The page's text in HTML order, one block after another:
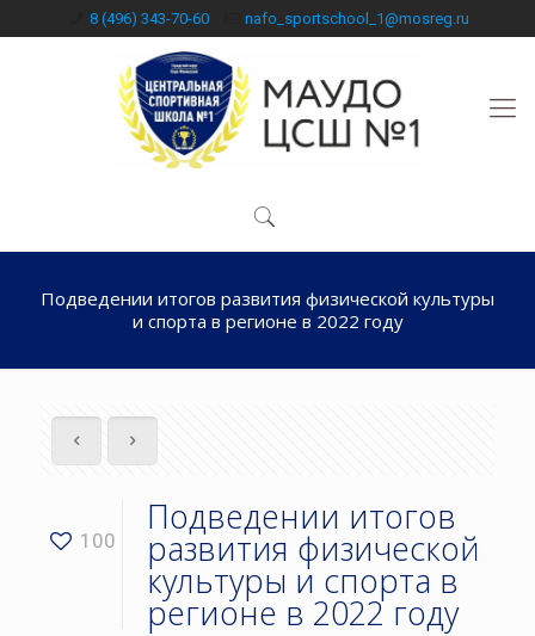
8 (496) 343-70-60 nafo_sportschool_1@mosreg.ru
Подведении итогов развития физической культуры
и спорта в регионе в 2022 году
100
Подведении итогов
развития физической
культуры и спорта в
регионе в 2022 году